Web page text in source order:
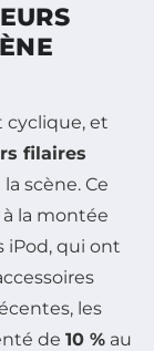
cyclique, et
filaires
scène. Ce
la montée
iPod, qui ont
les
de 10 % au